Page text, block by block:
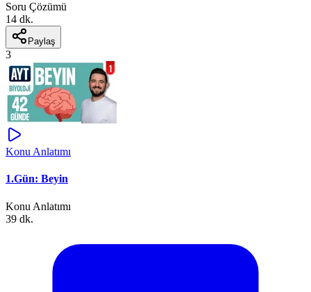
Soru Çözümü
14 dk.
Paylaş
3
Konu Anlatımı
1.Gün: Beyin
Konu Anlatımı
39 dk.